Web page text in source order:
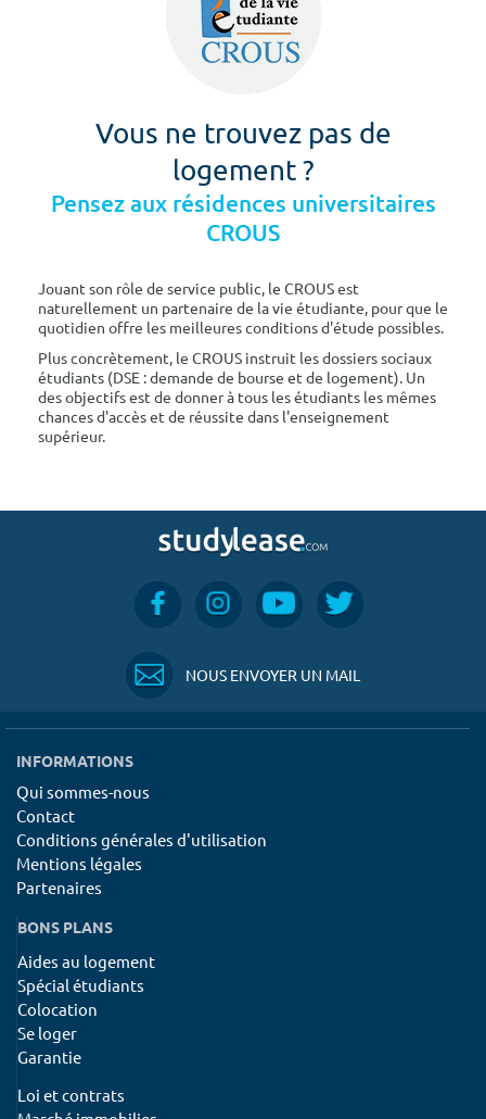
Vous ne trouvez pas de
logement ?
Pensez aux résidences universitaires
CROUS
Jouant son rôle de service public, le CROUS est
naturellement un partenaire de la vie étudiante, pour que le
quotidien offre les meilleures conditions d'étude possibles.
Plus concrètement, le CROUS instruit les dossiers sociaux
étudiants (DSE : demande de bourse et de logement). Un
des objectifs est de donner à tous les étudiants les mêmes
chances d'accès et de réussite dans l'enseignement
supérieur.
NOUS ENVOYER UN MAIL
INFORMATIONS
Qui sommes-nous
Contact
Conditions générales d'utilisation
Mentions légales
Partenaires
BONS PLANS
Aides au logement
Spécial étudiants
Colocation
Se loger
Garantie
Loi et contrats